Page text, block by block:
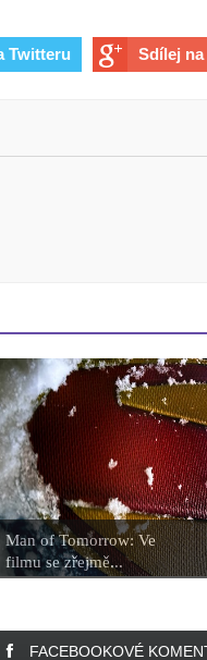
Twitteru Sdílej
Man of Tomorrow: Ve
filmu se zřejmě...
FACEBOOKOVÉ